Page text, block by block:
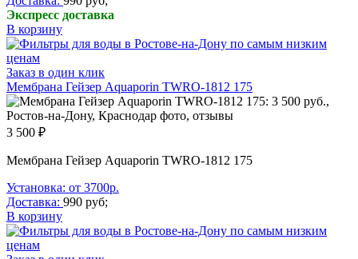
Экспресс доставка
В корзину
Заказ в один клик
Мембрана Гейзер Aquaporin TWRO-1812 175
3 500 ₽
Мембрана Гейзер Aquaporin TWRO-1812 175
Установка: от 3700р.
Доставка: 990 руб;
В корзину